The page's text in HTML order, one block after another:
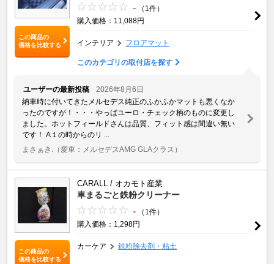
この商品の
価格を比較する
-
（1件）
購入価格：11,088円
インテリア フロアマット
このカテゴリの取付店を探す
ユーザーの最新投稿
2026年8月6日
納車時に付いてきたメルセデス純正のふかふかマットも悪くなか
ったのですが！・・・やっぱユーロ・チェック柄のものに変更し
ました。ホットフィールドさんは品質、フィット感は間違い無い
です！ A１の時からのリ ...
まさぁき.
（愛車：メルセデスAMG GLAクラス）
この商品の
価格を比較する
CARALL / オカモト産業
車まるごと鉄粉クリーナー
-
（1件）
購入価格：1,298円
カーケア 鉄粉除去剤・粘土